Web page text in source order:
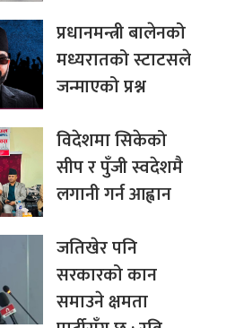
प्रधानमन्त्री बालेनको
मध्यरातको स्टाटसले
जन्माएको प्रश्न
विदेशमा सिकेको
सीप र पुँजी स्वदेशमै
लगानी गर्न आह्वान
जतिखेर पनि
सरकारको कान
समाउने क्षमता